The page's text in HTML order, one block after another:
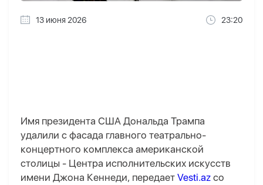
13 июня 2026 23:20
Имя президента США Дональда Трампа
удалили с фасада главного театрально-
концертного комплекса американской
столицы - Центра исполнительских искусств
имени Джона Кеннеди, передает Vesti.az со